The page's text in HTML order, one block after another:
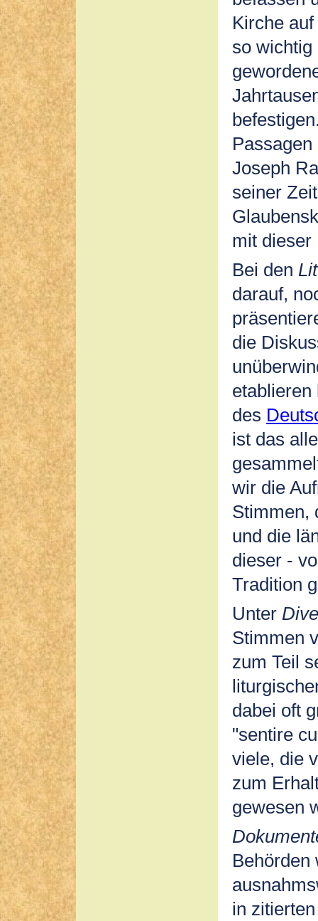
Kirche
so wichtig
Joseph
seiner
mit dieser
Bei den
darauf,
die
etablieren
des
ist das
wir die
Stimmen,
und die
dieser -
Tradition
Unter
Stimmen
zum Teil
dabei oft
"sentire
viele, die
zum
gewesen
Behörden
in